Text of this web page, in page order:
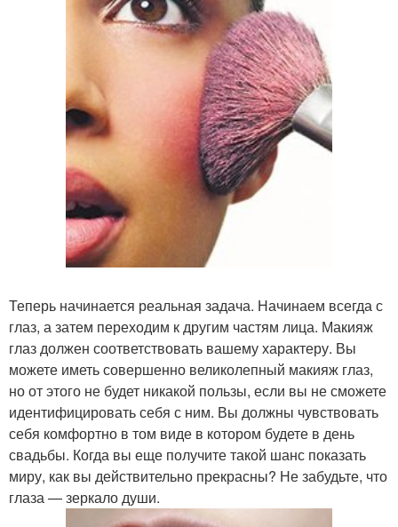
Теперь начинается реальная задача. Начинаем всегда с
глаз, а затем переходим к другим частям лица. Макияж
глаз должен соответствовать вашему характеру. Вы
можете иметь совершенно великолепный макияж глаз,
но от этого не будет никакой пользы, если вы не сможете
идентифицировать себя с ним. Вы должны чувствовать
себя комфортно в том виде в котором будете в день
свадьбы. Когда вы еще получите такой шанс показать
миру, как вы действительно прекрасны? Не забудьте, что
глаза — зеркало души.